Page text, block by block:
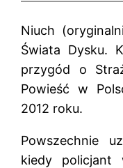
Niuch
Świata Dysku.
przygód o
Powieść w
2012 roku.
Powszechnie
kiedy policjant